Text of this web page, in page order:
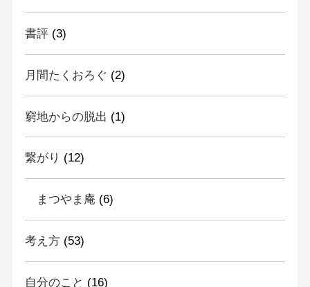
書評(3)
月間たくおろぐ (2)
窮地からの脱出 (1)
繋がり (12)
まつやま庵 (6)
考え方(53)
自分のこと (16)